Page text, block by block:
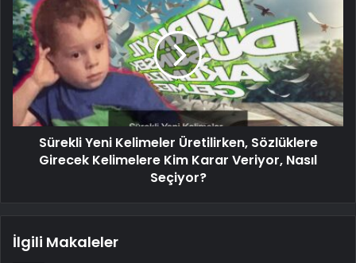
Sürekli Yeni Kelimeler Üretilirken, Sözlüklere
Girecek Kelimelere Kim Karar Veriyor, Nasıl
Seçiyor?
İlgili Makaleler